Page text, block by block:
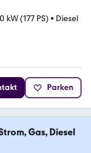
kW (177 PS) • Diesel
Parken
Gas, Diesel